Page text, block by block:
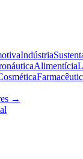
Indústria
Alimentícia
→